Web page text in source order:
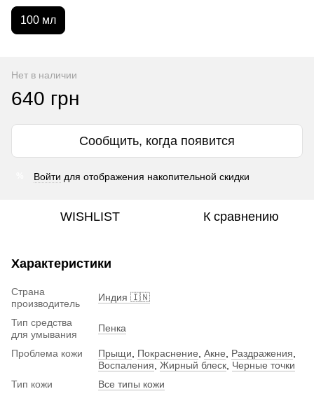
100 мл
Нет в наличии
640 грн
Сообщить, когда появится
Войти для отображения накопительной скидки
WISHLIST К сравнению
Характеристики
Страна
производитель
Индия 🇮🇳
Тип средства
для умывания
Пенка
Проблема кожи Прыщи Покраснение Акне Раздражения
Воспаления Жирный блеск Черные точки
Тип кожи
Все типы кожи